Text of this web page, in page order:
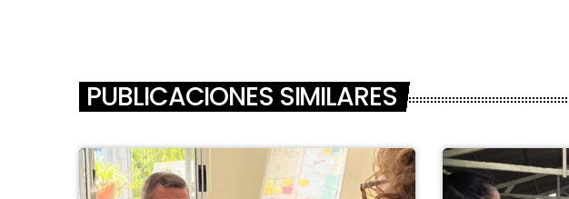
PUBLICACIONES SIMILARES